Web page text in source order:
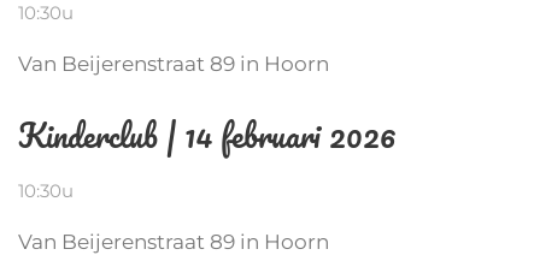
10:30u
Van Beijerenstraat 89 in Hoorn
Kinderclub | 14 februari 2026
10:30u
Van Beijerenstraat 89 in Hoorn